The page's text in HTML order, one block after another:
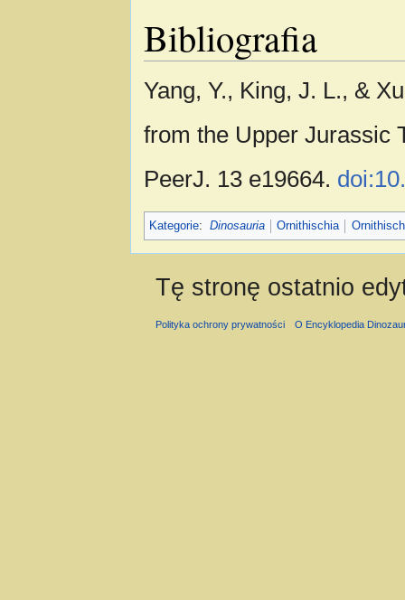
Bibliografia
Yang, Y., King, J. L., &
from the Upper Jurassic
PeerJ. 13 e19664.
Kategorie: Dinosauria Ornithischia
Tę stronę ostatnio
Polityka ochrony prywatności O Encyklopedia